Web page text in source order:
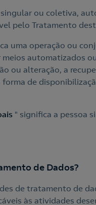
ou coletiva,
pelo Tratamento
uma operação ou
automatizados
ou alteração, a
de
" significa a pessoa
de Dados?
de tratamento de
às atividades